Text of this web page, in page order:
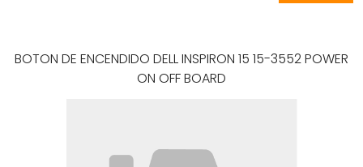
BOTON DE ENCENDIDO DELL INSPIRON 15 15-3552 POWER
ON OFF BOARD